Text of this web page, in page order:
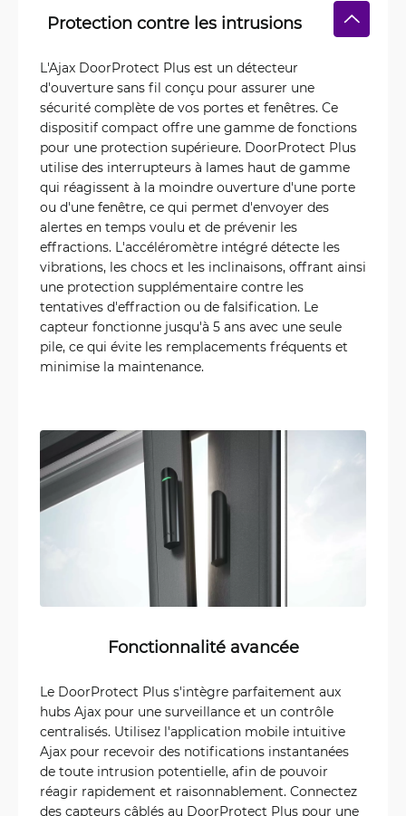
Protection contre les intrusions
L'Ajax DoorProtect Plus est un détecteur
d'ouverture sans fil conçu pour assurer une
sécurité complète de vos portes et fenêtres. Ce
dispositif compact offre une gamme de fonctions
pour une protection supérieure. DoorProtect Plus
utilise des interrupteurs à lames haut de gamme
qui réagissent à la moindre ouverture d'une porte
ou d'une fenêtre, ce qui permet d'envoyer des
alertes en temps voulu et de prévenir les
effractions. L'accéléromètre intégré détecte les
vibrations, les chocs et les inclinaisons, offrant ainsi
une protection supplémentaire contre les
tentatives d'effraction ou de falsification. Le
capteur fonctionne jusqu'à 5 ans avec une seule
pile, ce qui évite les remplacements fréquents et
minimise la maintenance.
Fonctionnalité avancée
Le DoorProtect Plus s'intègre parfaitement aux
hubs Ajax pour une surveillance et un contrôle
centralisés. Utilisez l'application mobile intuitive
Ajax pour recevoir des notifications instantanées
de toute intrusion potentielle, afin de pouvoir
réagir rapidement et raisonnablement. Connectez
des capteurs câblés au DoorProtect Plus pour une